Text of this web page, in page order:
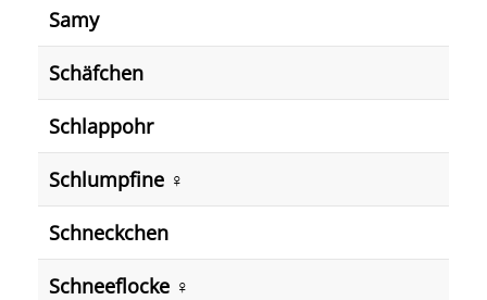
Samy
Schäfchen
Schlappohr
Schlumpfine ♀️
Schneckchen
Schneeflocke ♀️